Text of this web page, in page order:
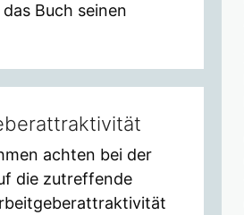
Buch seinen
achten bei der
die zutreffende